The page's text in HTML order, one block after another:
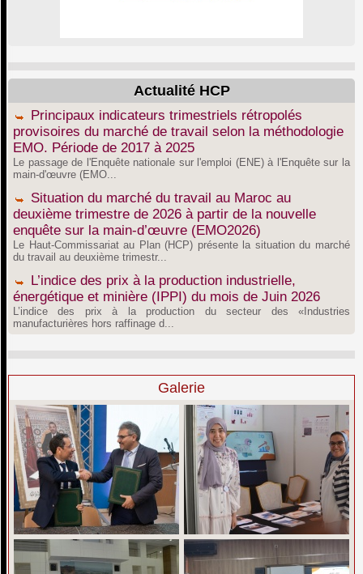
Actualité HCP
Principaux indicateurs trimestriels rétropolés
provisoires du marché de travail selon la méthodologie
EMO. Période de 2017 à 2025
Le passage de l'Enquête nationale sur l'emploi (ENE) à l'Enquête sur la
main-d'œuvre (EMO...
Situation du marché du travail au Maroc au
deuxième trimestre de 2026 à partir de la nouvelle
enquête sur la main-d’œuvre (EMO2026)
Le Haut-Commissariat au Plan (HCP) présente la situation du marché
du travail au deuxième trimestr...
L’indice des prix à la production industrielle,
énergétique et minière (IPPI) du mois de Juin 2026
L’indice des prix à la production du secteur des «Industries
manufacturières hors raffinage d...
Galerie